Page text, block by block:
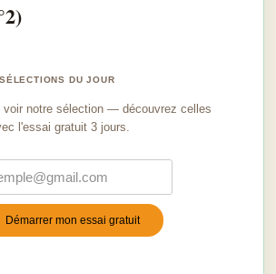
DU JOUR
voir notre sélection — découvrez celles
l'essai gratuit 3 jours.
Démarrer mon essai gratuit